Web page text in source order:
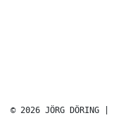
© 2026 JÖRG DÖRING |